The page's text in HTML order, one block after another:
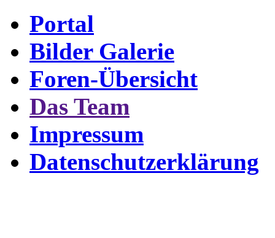
Portal
Bilder Galerie
Foren-Übersicht
Das Team
Impressum
Datenschutzerklärung